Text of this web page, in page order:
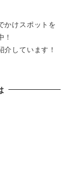
かけスポットを
しています！